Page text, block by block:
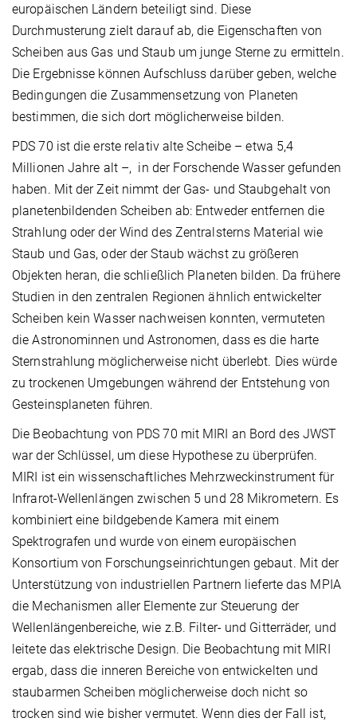
europäischen Ländern beteiligt sind. Diese
Durchmusterung zielt darauf ab, die Eigenschaften von
Scheiben aus Gas und Staub um junge Sterne zu ermitteln.
Die Ergebnisse können Aufschluss darüber geben, welche
Bedingungen die Zusammensetzung von Planeten
bestimmen, die sich dort möglicherweise bilden.
PDS 70 ist die erste relativ alte Scheibe – etwa 5,4
Millionen Jahre alt –, in der Forschende Wasser gefunden
haben. Mit der Zeit nimmt der Gas- und Staubgehalt von
planetenbildenden Scheiben ab: Entweder entfernen die
Strahlung oder der Wind des Zentralsterns Material wie
Staub und Gas, oder der Staub wächst zu größeren
Objekten heran, die schließlich Planeten bilden. Da frühere
Studien in den zentralen Regionen ähnlich entwickelter
Scheiben kein Wasser nachweisen konnten, vermuteten
die Astronominnen und Astronomen, dass es die harte
Sternstrahlung möglicherweise nicht überlebt. Dies würde
zu trockenen Umgebungen während der Entstehung von
Gesteinsplaneten führen.
Die Beobachtung von PDS 70 mit MIRI an Bord des JWST
war der Schlüssel, um diese Hypothese zu überprüfen.
MIRI ist ein wissenschaftliches Mehrzweckinstrument für
Infrarot-Wellenlängen zwischen 5 und 28 Mikrometern. Es
kombiniert eine bildgebende Kamera mit einem
Spektrografen und wurde von einem europäischen
Konsortium von Forschungseinrichtungen gebaut. Mit der
Unterstützung von industriellen Partnern lieferte das MPIA
die Mechanismen aller Elemente zur Steuerung der
Wellenlängenbereiche, wie z.B. Filter- und Gitterräder, und
leitete das elektrische Design. Die Beobachtung mit MIRI
ergab, dass die inneren Bereiche von entwickelten und
staubarmen Scheiben möglicherweise doch nicht so
trocken sind wie bisher vermutet. Wenn dies der Fall ist,